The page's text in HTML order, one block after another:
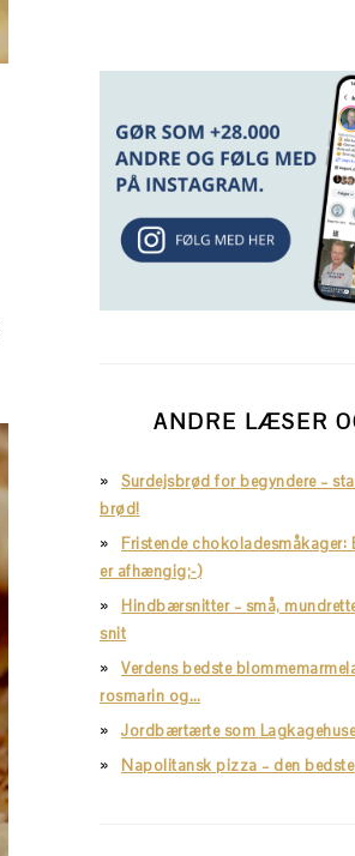
ANDRE LÆSER
Surdejsbrød for begyndere –
brød!
Fristende chokoladesmåkager:
er afhængig;-)
Hindbærsnitter – små,
snit
Verdens bedste
rosmarin og…
Jordbærtærte som
Napolitansk pizza – den